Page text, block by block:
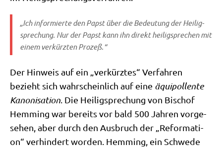
„Ich infor­mier­te den Papst über die Bedeu­tung der Hei­lig­
spre­chung. Nur der Papst kann ihn direkt hei­lig­spre­chen mit
einem ver­kürz­ten Prozeß.“
Der Hin­weis auf ein „ver­kürz­tes“ Ver­fah­ren
bezieht sich wahr­schein­lich auf eine äqui­pol­len­te
Kano­ni­sa­ti­on . Die Hei­lig­spre­chung von Bischof
Hem­ming war bereits vor bald 500 Jah­ren vor­ge­
se­hen, aber durch den Aus­bruch der „Refor­ma­ti­
on“ ver­hin­dert wor­den. Hem­ming, ein Schwe­de